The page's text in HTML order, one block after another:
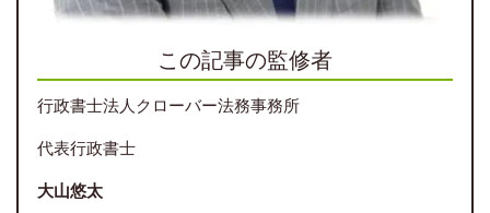
この記事の監修者
行政書士法人クローバー法務事務所
代表行政書士
大山悠太